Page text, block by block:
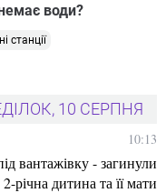
води?
станції
10 СЕРПНЯ
10:13
вантажівку - загинули
2-річна дитина та її мати